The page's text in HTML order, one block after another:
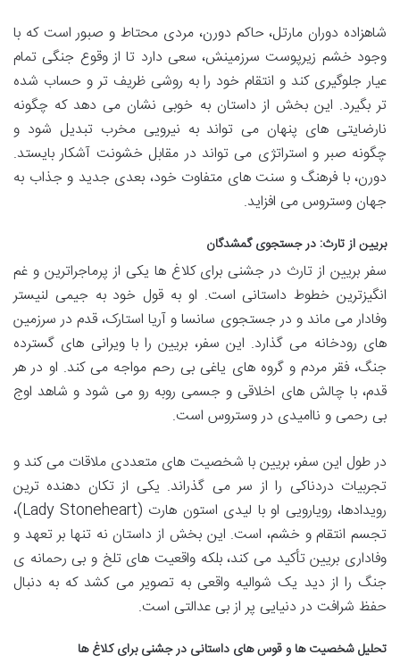
شاهزاده دوران مارتل، حاکم دورن، مردی محتاط و صبور است که با
وجود خشم زیرپوست سرزمینش، سعی دارد تا از وقوع جنگی تمام
عیار جلوگیری کند و انتقام خود را به روشی ظریف تر و حساب شده
تر بگیرد. این بخش از داستان به خوبی نشان می دهد که چگونه
نارضایتی های پنهان می تواند به نیرویی مخرب تبدیل شود و
چگونه صبر و استراتژی می تواند در مقابل خشونت آشکار بایستد.
دورن، با فرهنگ و سنت های متفاوت خود، بعدی جدید و جذاب به
جهان وستروس می افزاید.
بریین از تارث: در جستجوی گمشدگان
سفر بریین از تارث در جشنی برای کلاغ ها یکی از پرماجراترین و غم
انگیزترین خطوط داستانی است. او به قول خود به جیمی لنیستر
وفادار می ماند و در جستجوی سانسا و آریا استارک، قدم در سرزمین
های رودخانه می گذارد. این سفر، بریین را با ویرانی های گسترده
جنگ، فقر مردم و گروه های یاغی بی رحم مواجه می کند. او در هر
قدم، با چالش های اخلاقی و جسمی روبه رو می شود و شاهد اوج
بی رحمی و ناامیدی در وستروس است.
در طول این سفر، بریین با شخصیت های متعددی ملاقات می کند و
تجربیات دردناکی را از سر می گذراند. یکی از تکان دهنده ترین
رویدادها، رویارویی او با لیدی استون هارت (Lady Stoneheart)،
تجسم انتقام و خشم، است. این بخش از داستان نه تنها بر تعهد و
وفاداری بریین تأکید می کند، بلکه واقعیت های تلخ و بی رحمانه ی
جنگ را از دید یک شوالیه واقعی به تصویر می کشد که به دنبال
حفظ شرافت در دنیایی پر از بی عدالتی است.
تحلیل شخصیت ها و قوس های داستانی درجشنی برای کلاغ ها